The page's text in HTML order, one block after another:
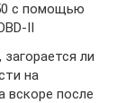
с помощью
II
ли
на
вскоре после